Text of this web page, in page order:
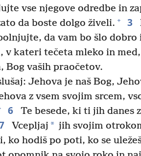
vse njegove odredbe in
da boste dolgo živeli. + 3
da vam bo šlo dobro
v kateri tečeta mleko in
Bog vaših praočetov.
Jehova je naš Bog,
z vsem svojim srcem,
6
Te besede, ki ti jih danes
Vcepljaj * jih svojim
ko hodiš po poti, ko se